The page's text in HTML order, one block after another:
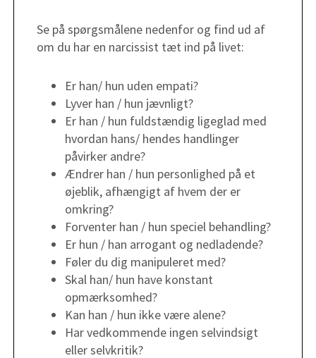
Se på spørgsmålene nedenfor og find ud af
om du har en narcissist tæt ind på livet: ​
Er han/ hun uden empati?
Lyver han / hun jævnligt?
Er han / hun fuldstændig ligeglad med
hvordan hans/ hendes handlinger
påvirker andre?
Ændrer han / hun personlighed på et
øjeblik, afhængigt af hvem der er
omkring?
Forventer han / hun speciel behandling?
Er hun / han arrogant og nedladende?
Føler du dig manipuleret med?
Skal han/ hun have konstant
opmærksomhed?
Kan han / hun ikke være alene?
Har vedkommende ingen selvindsigt
eller selvkritik?